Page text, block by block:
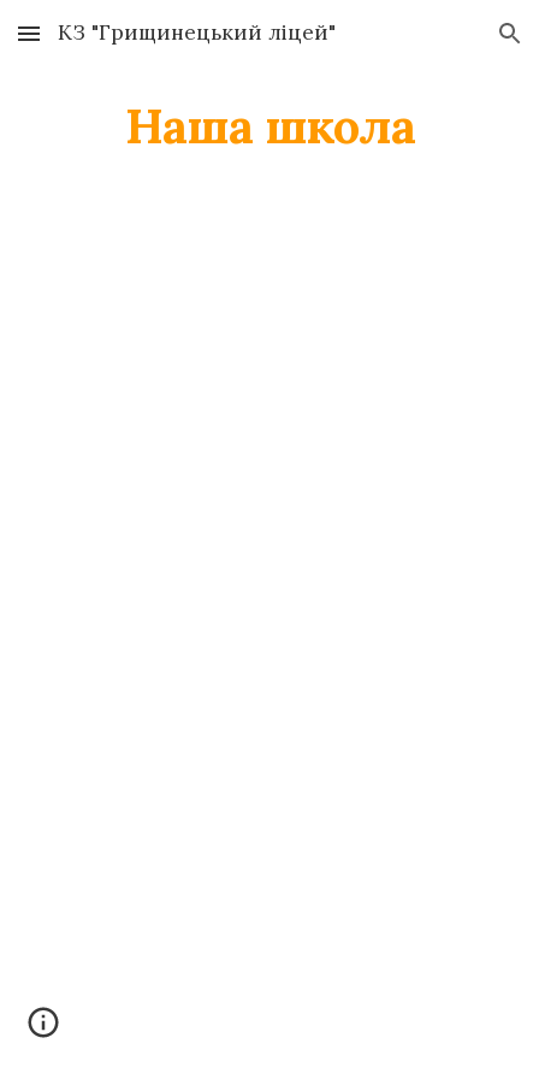
Skip to main content Skip to navigation
КЗ "Грищинецький ліцей"
Наша школа